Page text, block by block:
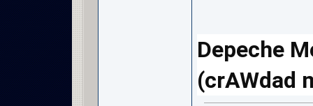
Depeche
(crAWdad